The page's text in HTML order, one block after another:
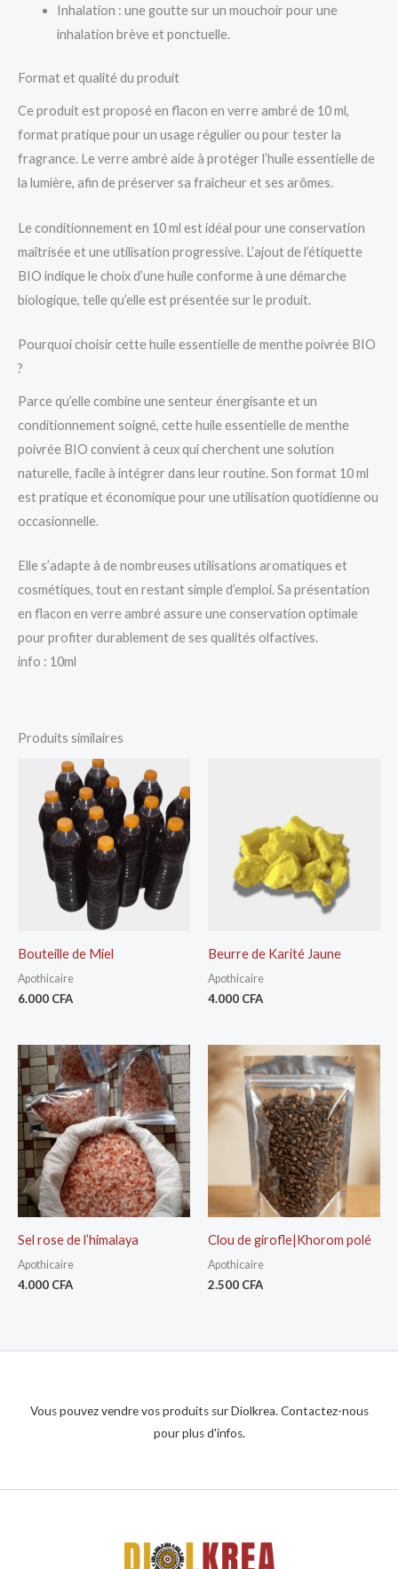
Inhalation : une goutte sur un mouchoir pour une
inhalation brève et ponctuelle.
Format et qualité du produit
Ce produit est proposé en flacon en verre ambré de 10 ml,
format pratique pour un usage régulier ou pour tester la
fragrance. Le verre ambré aide à protéger l’huile essentielle de
la lumière, afin de préserver sa fraîcheur et ses arômes.
Le conditionnement en 10 ml est idéal pour une conservation
maîtrisée et une utilisation progressive. L’ajout de l’étiquette
BIO indique le choix d’une huile conforme à une démarche
biologique, telle qu’elle est présentée sur le produit.
Pourquoi choisir cette huile essentielle de menthe poivrée BIO
?
Parce qu’elle combine une senteur énergisante et un
conditionnement soigné, cette huile essentielle de menthe
poivrée BIO convient à ceux qui cherchent une solution
naturelle, facile à intégrer dans leur routine. Son format 10 ml
est pratique et économique pour une utilisation quotidienne ou
occasionnelle.
Elle s’adapte à de nombreuses utilisations aromatiques et
cosmétiques, tout en restant simple d’emploi. Sa présentation
en flacon en verre ambré assure une conservation optimale
pour profiter durablement de ses qualités olfactives.
info : 10ml
Produits similaires
Bouteille de Miel
Apothicaire
6.000 CFA
Beurre de Karité Jaune
Apothicaire
4.000 CFA
Sel rose de l’himalaya
Apothicaire
4.000 CFA
Clou de girofle|Khorom polé
Apothicaire
2.500 CFA
Vous pouvez vendre vos produits sur Diolkrea. Contactez-nous
pour plus d'infos.